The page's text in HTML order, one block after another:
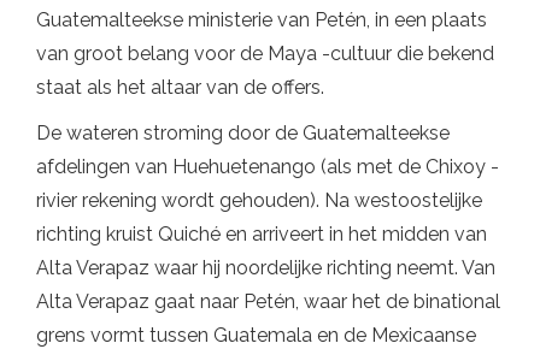
Guatemalteekse ministerie van Petén, in een plaats
van groot belang voor de Maya -cultuur die bekend
staat als het altaar van de offers.
De wateren stroming door de Guatemalteekse
afdelingen van Huehuetenango (als met de Chixoy -
rivier rekening wordt gehouden). Na westoostelijke
richting kruist Quiché en arriveert in het midden van
Alta Verapaz waar hij noordelijke richting neemt. Van
Alta Verapaz gaat naar Petén, waar het de binational
grens vormt tussen Guatemala en de Mexicaanse